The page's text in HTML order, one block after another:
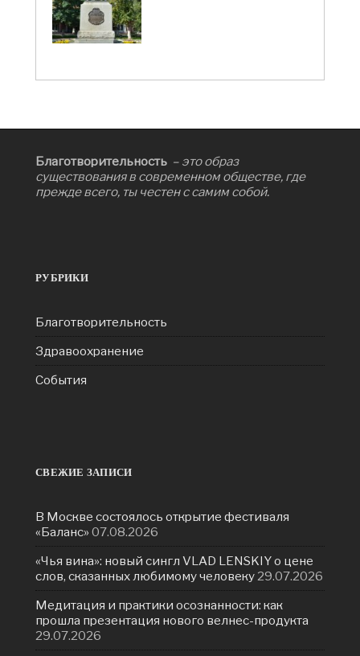
Благотворительность – это образ
существования в современном обществе, где
прежде всего, ты честен с самим собой.
РУБРИКИ
Благотворительность
Здравоохранение
События
СВЕЖИЕ ЗАПИСИ
В Москве состоялось открытие фестиваля
«Баланс» 07.08.2026
«Чья вина»: новый сингл VLAD LENSKIY о цене
слов, сказанных любимому человеку29.07.2026
Медитация и практики осознанности: как
прошла презентация нового велнес-продукта
29.07.2026